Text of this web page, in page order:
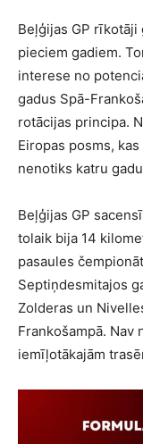
Beļģijas GP
pieciem gadiem.
interese no
gadus Spā-
rotācijas principa.
Eiropas posms,
nenotiks katru
Beļģijas GP
tolaik bija 14
pasaules
Septiņdesmitajos
Zolderas un
Frankošampā. Nav
iemīļotākajām